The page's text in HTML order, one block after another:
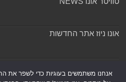
אונו ניוז אתר החדשות
אנחנו משתמשים בעוגיות כדי לשפר את